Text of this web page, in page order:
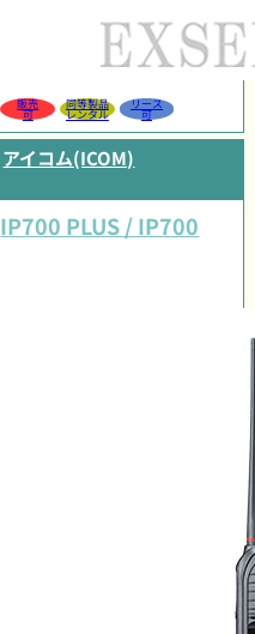
販売
可
同等製品
レンタル
リース
可
アイコム(ICOM)
IP700 PLUS / IP700